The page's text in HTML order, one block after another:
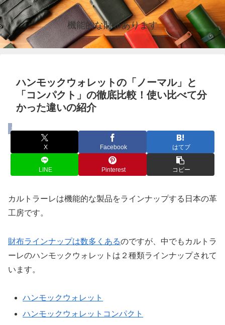
機能的な財布あります
ハンモックウォレットの「ノーマル」と
「コンパクト」の徹底比較！使い比べて分
かった違いの紹介
まとめ
X Facebook はてブ
LINE Pinterest コピー
カルトラーレは機能的な製品をラインナップする日本の革
工房です。
財布ラインナップは数多くあるのですが、中でもカルトラ
ーレのハンモックウォレットは２種類ラインナップされて
います。
ハンモックウォレット
ハンモックウォレットコンパクト